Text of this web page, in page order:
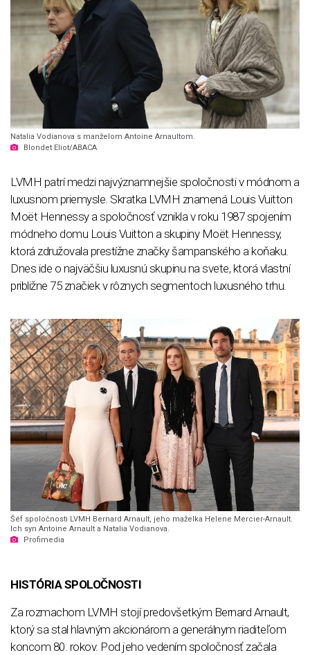
Natalia Vodianova s manželom Antoine Arnaultom.
Blondet Eliot/ABACA
LVMH patrí medzi najvýznamnejšie spoločnosti v módnom a
luxusnom priemysle. Skratka LVMH znamená Louis Vuitton
Moët Hennessy a spoločnosť vznikla v roku 1987 spojením
módneho domu Louis Vuitton a skupiny Moët Hennessy,
ktorá združovala prestížne značky šampanského a koňaku.
Dnes ide o najväčšiu luxusnú skupinu na svete, ktorá vlastní
približne 75 značiek v rôznych segmentoch luxusného trhu.
Šéf spoločnosti LVMH Bernard Arnault, jeho maželka Helene Mercier-Arnault.
Ich syn Antoine Arnault a Natalia Vodianova.
Profimedia
HISTÓRIA SPOLOČNOSTI
Za rozmachom LVMH stojí predovšetkým Bernard Arnault,
ktorý sa stal hlavným akcionárom a generálnym riaditeľom
koncom 80. rokov. Pod jeho vedením spoločnosť začala